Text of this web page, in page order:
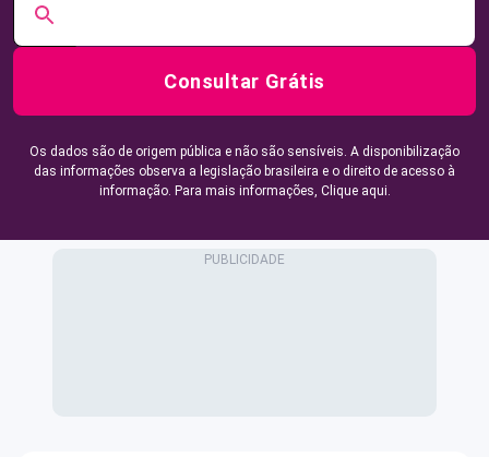
Consultar Grátis
Os dados são de origem pública e não são sensíveis. A disponibilização
das informações observa a legislação brasileira e o direito de acesso à
informação. Para mais informações, Clique aqui.